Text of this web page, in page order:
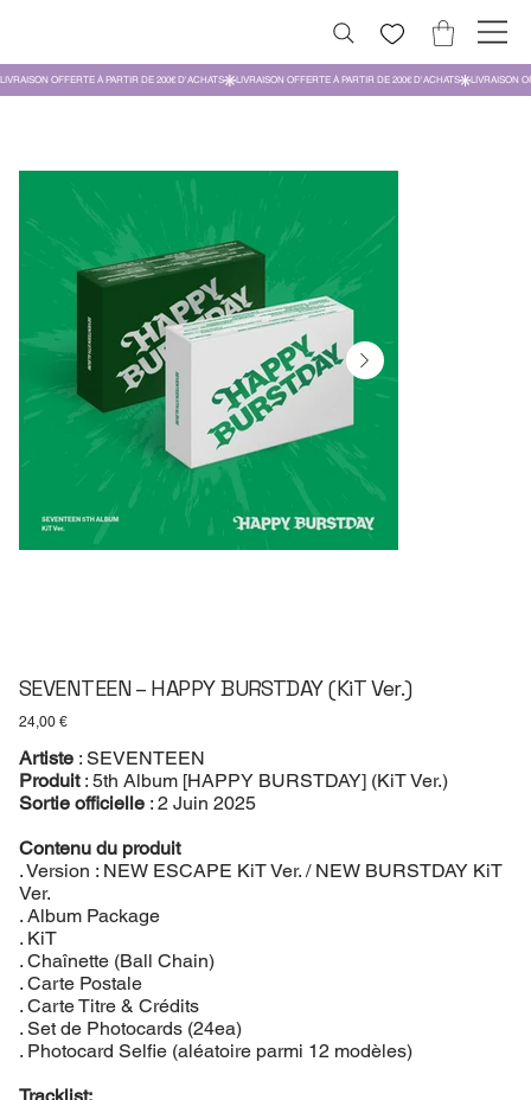
SEVENTEEN – HAPPY BURSTDAY (KiT Ver.)
Prix
24,00 €
Artiste: SEVENTEEN
Produit : 5th Album [HAPPY BURSTDAY] (KiT Ver.)
Sortie officielle: 2 Juin 2025
Contenu du produit
. Version : NEW ESCAPE KiT Ver. / NEW BURSTDAY KiT
Ver.
. Album Package
. KiT
. Chaînette (Ball Chain)
. Carte Postale
. Carte Titre & Crédits
. Set de Photocards (24ea)
. Photocard Selfie (aléatoire parmi 12 modèles)
Tracklist: